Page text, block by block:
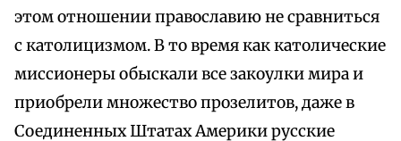
этом отношении православию не сравниться
с католицизмом. В то время как католические
миссионеры обыскали все закоулки мира и
приобрели множество прозелитов, даже в
Соединенных Штатах Америки русские